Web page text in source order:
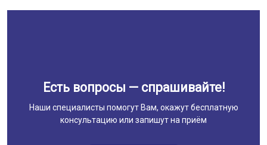
Есть вопросы — спрашивайте!
Наши специалисты помогут Вам, окажут бесплатную
консультацию или запишут на приём